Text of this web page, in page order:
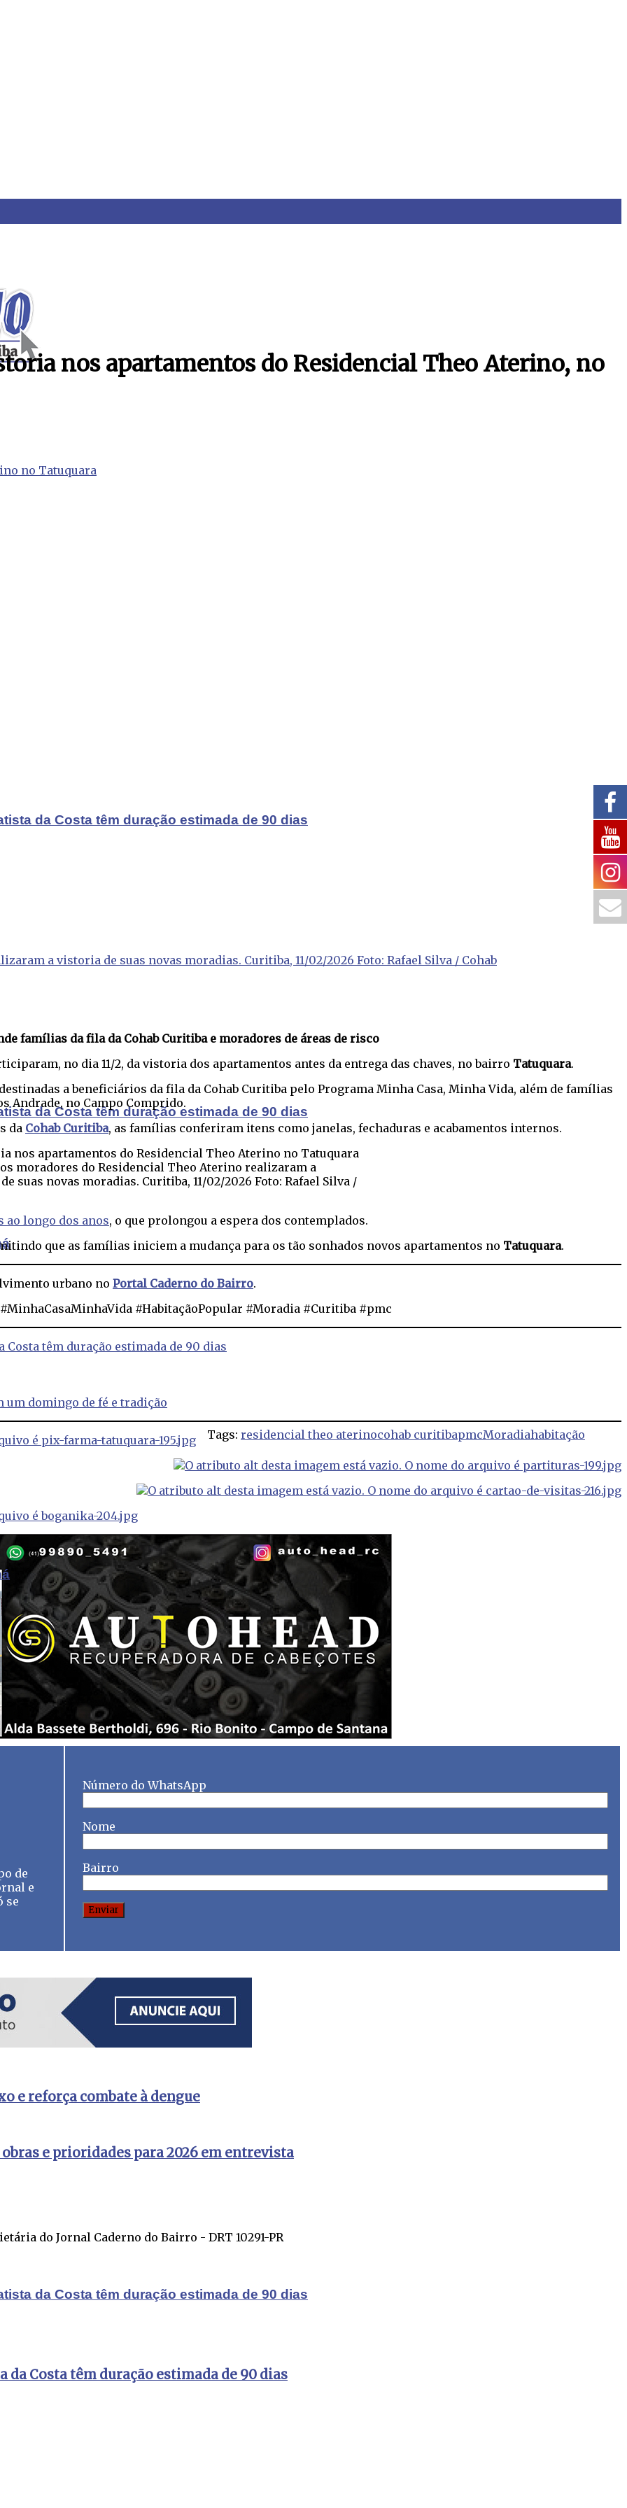
da Costa têm duração estimada de 90 dias
da Costa têm duração estimada de 90 dias
da Costa têm duração estimada de 90 dias
nos apartamentos do Residencial Theo Aterino, no
a vistoria de suas novas moradias. Curitiba, 11/02/2026 Foto: Rafael Silva / Cohab
famílias da fila da Cohab Curitiba e moradores de áreas de risco
no dia 11/2, da vistoria dos apartamentos antes da entrega das chaves, no bairro Tatuquara.
destinadas a beneficiários da fila da Cohab Curitiba pelo Programa Minha Casa, Minha Vida, além de famílias
Andrade, no Campo Comprido.
da Cohab Curitiba, as famílias conferiram itens como janelas, fechaduras e acabamentos internos.
moradores do Residencial Theo Aterino realizaram a
suas novas moradias. Curitiba, 11/02/2026 Foto: Rafael Silva /
longo dos anos, o que prolongou a espera dos contemplados.
que as famílias iniciem a mudança para os tão sonhados novos apartamentos no Tatuquara.
urbano no Portal Caderno do Bairro.
#HabitaçãoPopular #Moradia #Curitiba #pmc
Costa têm duração estimada de 90 dias
um domingo de fé e tradição
Tags: residencial theo aterinocohab curitibapmcMoradiahabitação
de
e
se
Número do WhatsApp
Nome
Bairro
e reforça combate à dengue
e prioridades para 2026 em entrevista
do Jornal Caderno do Bairro - DRT 10291-PR
da Costa têm duração estimada de 90 dias